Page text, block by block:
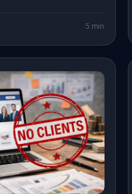
5 min